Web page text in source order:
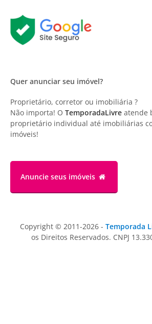
Quer anunciar seu imóvel?
Proprietário, corretor ou imobiliária ?
Não importa! O TemporadaLivre atende
proprietário individual até imobiliárias
imóveis!
Anuncie seus imóveis
Copyright © 2011-2026 - Temporada
os Direitos Reservados. CNPJ